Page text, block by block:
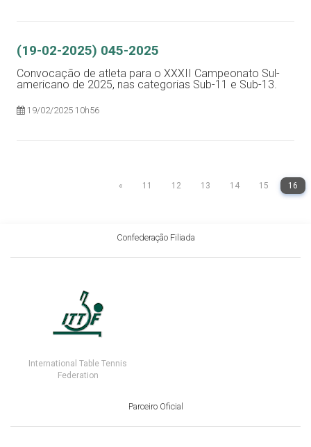
(19-02-2025) 045-2025
Convocação de atleta para o XXXII Campeonato Sul-
americano de 2025, nas categorias Sub-11 e Sub-13.
19/02/2025 10h56
« 11 12 13 14 15 16
Confederação Filiada
International Table Tennis
Federation
Parceiro Oficial